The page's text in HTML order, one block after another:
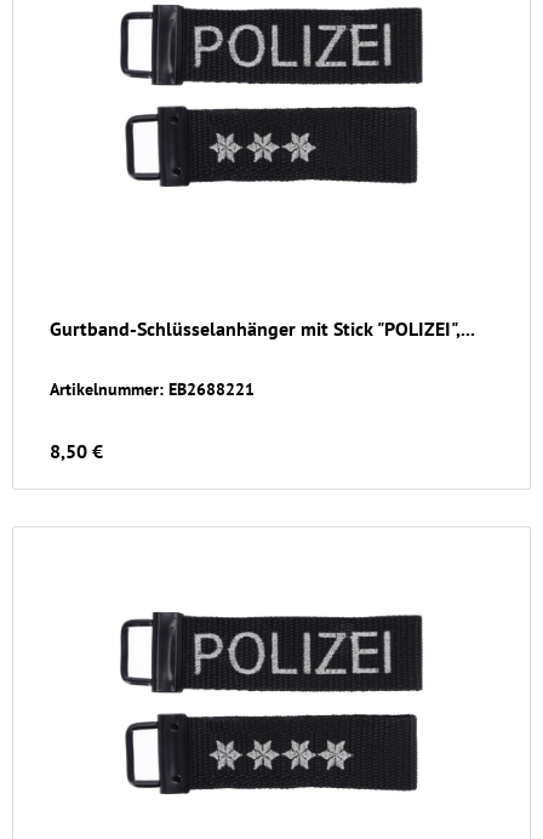
Gurtband-Schlüsselanhänger mit Stick "POLIZEI",...
Artikelnummer: EB2688221
8,50 €